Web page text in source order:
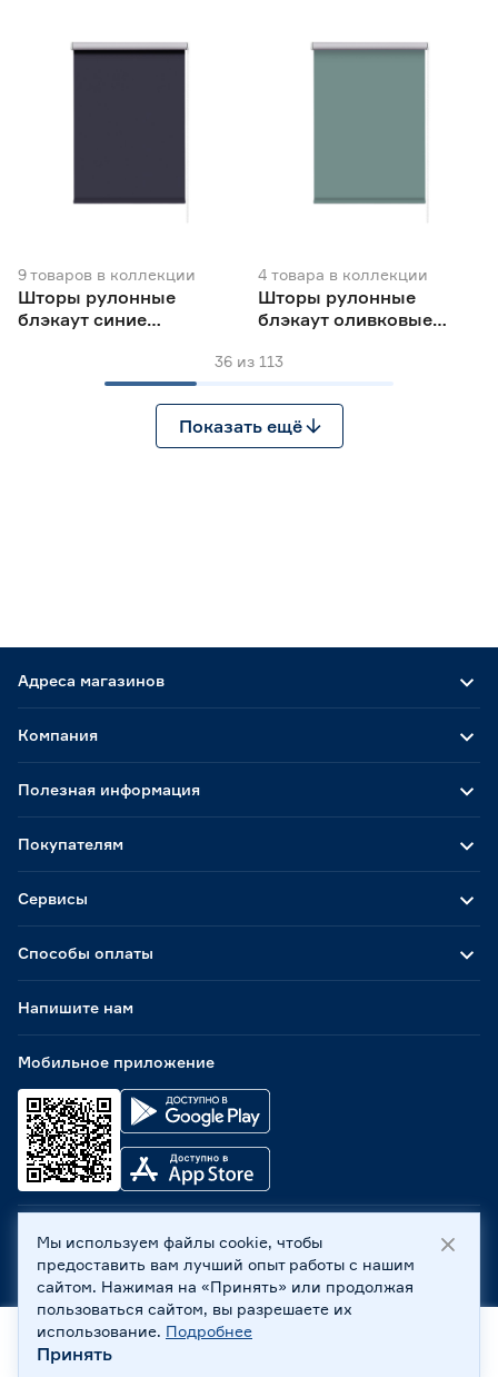
9товаров в коллекции
Шторы рулонные
блэкаут синие
4 товара в коллекции
Шторы рулонные
блэкаут оливковые
36 из 113
Показать ещё
Адреса магазинов
Способы оплаты
Мобильное приложение
Компания
Полезная информация
Покупателям
Сервисы
Напишите нам
ООО «Бауцентр Рус» 2004 -2026, 236029, г. Калининград,
ул. А.Невского, 205. ИНН 7702596813, КПП 390601001 ©
Все права защищены
Политика обработки персональных данных
Правовая информация
Охрана труда
Главная
Мы используем файлы cookie, чтобы
предоставить вам лучший опыт работы с нашим
сайтом. Нажимая на «Принять» или продолжая
пользоваться сайтом, вы разрешаете их
использование. Подробнее
Принять